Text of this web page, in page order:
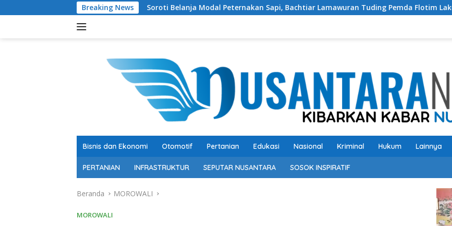
ke
Breaking News
Soroti Belanja Modal Peternakan Sapi, Bachtiar Lamawuran Tuding Pemda Flotim Lakukan Kamuflase
Bisnis dan Ekonomi Otomotif Pertanian Edukasi Nasional Kriminal Hukum Lainnya
PERTANIAN INFRASTRUKTUR SEPUTAR NUSANTARA SOSOK INSPIRATIF
Beranda MOROWALI
MOROWALI